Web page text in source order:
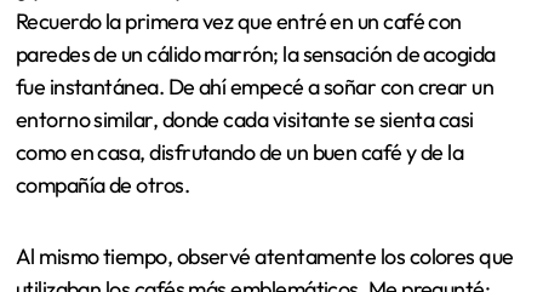
Recuerdo la primera vez que entré en un café con
paredes de un cálido marrón; la sensación de acogida
fue instantánea. De ahí empecé a soñar con crear un
entorno similar, donde cada visitante se sienta casi
como en casa, disfrutando de un buen café y de la
compañía de otros.
Al mismo tiempo, observé atentamente los colores que